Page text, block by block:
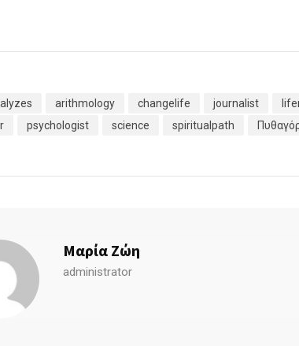
arithmology changelife journalist
psychologist science spiritualpath
Μαρία Ζώη
administrator